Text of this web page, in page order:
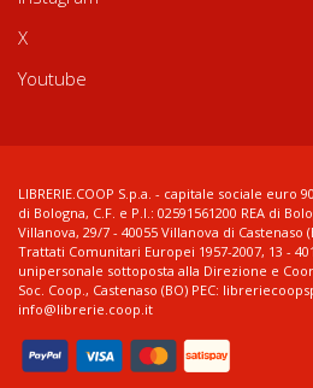
X
Youtube
LIBRERIE.COOP S.p.a. - capitale sociale euro
di Bologna, C.F. e P.I.: 02591561200 REA di
Villanova, 29/7 - 40055 Villanova di Castenaso
Trattati Comunitari Europei 1957-2007, 13 -
unipersonale sottoposta alla Direzione e
Soc. Coop., Castenaso (BO) PEC:
info@librerie.coop.it